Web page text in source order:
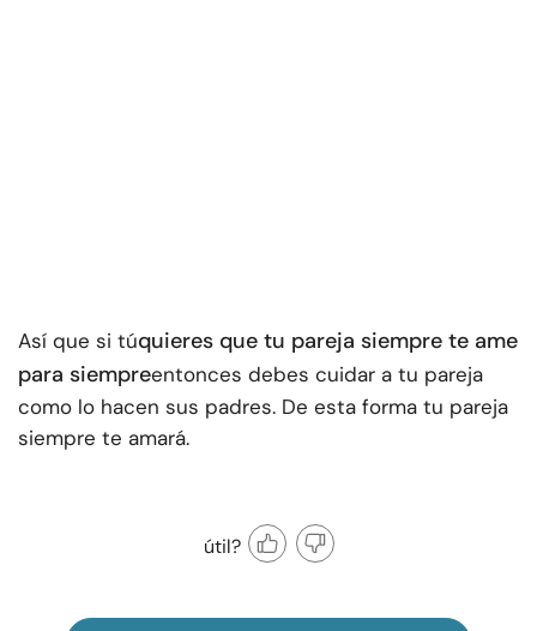
Así que si túquieres que tu pareja siempre te ame
para siempreentonces debes cuidar a tu pareja
como lo hacen sus padres. De esta forma tu pareja
siempre te amará.
útil?